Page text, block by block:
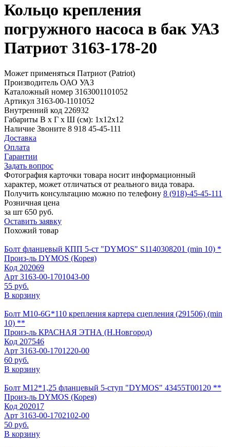
Кольцо крепления
погружного насоса в бак УАЗ
Патриот 3163-178-20
Может применяться Патриот (Patriot)
Производитель ОАО УАЗ
Каталожный номер 3163001101052
Артикул 3163-00-1101052
Внутренний код 226932
Габариты В х Г х Ш (см): 1х12х12
Наличие Звоните 8 918 45-45-111
Доставка
Оплата
Гарантии
Задать вопрос
Фотография карточки товара носит информационный
характер, может отличаться от реального вида товара.
Получить консультацию можно по телефону 8 (918)-45-45-111
Розничная цена
за шт 650 руб.
Оставить заявку
Похожий товар
Болт фланцевый КПП 5-ст "DYMOS" S1140308201 (min 10) *
Произ-ль DYMOS (Корея)
Код 202069
Арт 3163-00-1701043-00
55 руб.
В корзину
Болт М10-6G*110 крепления картера сцепления (291506) (min
10) **
Произ-ль КРАСНАЯ ЭТНА (Н.Новгород)
Код 207546
Арт 3163-00-1701220-00
60 руб.
В корзину
Болт М12*1,25 фланцевый 5-ступ "DYMOS" 43455Т00120 **
Произ-ль DYMOS (Корея)
Код 202017
Арт 3163-00-1702102-00
50 руб.
В корзину